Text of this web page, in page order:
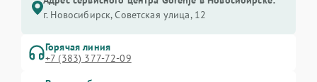
г. Новосибирск, Советская улица, 12
Горячая линия
+7 (383) 377-72-09